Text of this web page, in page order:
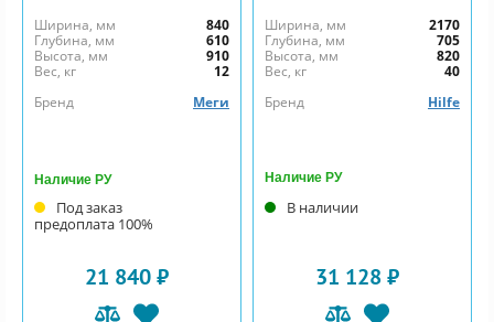
Ширина, мм
840
Глубина, мм
610
Высота, мм
910
Вес, кг
12
Бренд
Меги
Наличие РУ
Под заказ
предоплата 100%
21 840 ₽
Ширина, мм
2170
Глубина, мм
705
Высота, мм
820
Вес, кг
40
Бренд
Hilfe
Наличие РУ
В наличии
31 128 ₽